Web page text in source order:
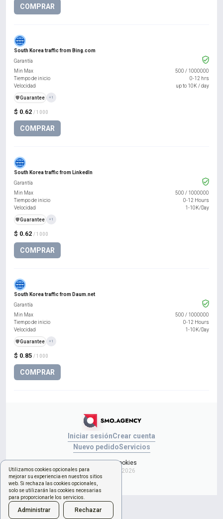
Utilizamos cookies opcionales para
mejorar su experiencia en nuestros sitios
web. Si rechaza las cookies opcionales,
solo se utilizarán las cookies necesarias
para proporcionarle los servicios.
Administrar Rechazar
COMPRAR
South Korea traffic from Bing.com
$ 0.62 / 1000
COMPRAR
Garantía
Min Max
500 / 1000000
Tiempo de inicio
0-12 hrs
Velocidad
up to 10K / day
️🛡️Guarantee +1
South Korea traffic from LinkedIn
$ 0.62 / 1000
COMPRAR
Garantía
Min Max
500 / 1000000
Tiempo de inicio
0-12 Hours
Velocidad
1-10K/Day
️🛡️Guarantee +1
South Korea traffic from Daum.net
$ 0.85 / 1000
COMPRAR
Garantía
Min Max
500 / 1000000
Tiempo de inicio
0-12 Hours
Velocidad
1-10K/Day
️🛡️Guarantee +1
Iniciar sesiónCrear cuenta
Nuevo pedidoServicios
Gestionar cookies
Copyright © 2026